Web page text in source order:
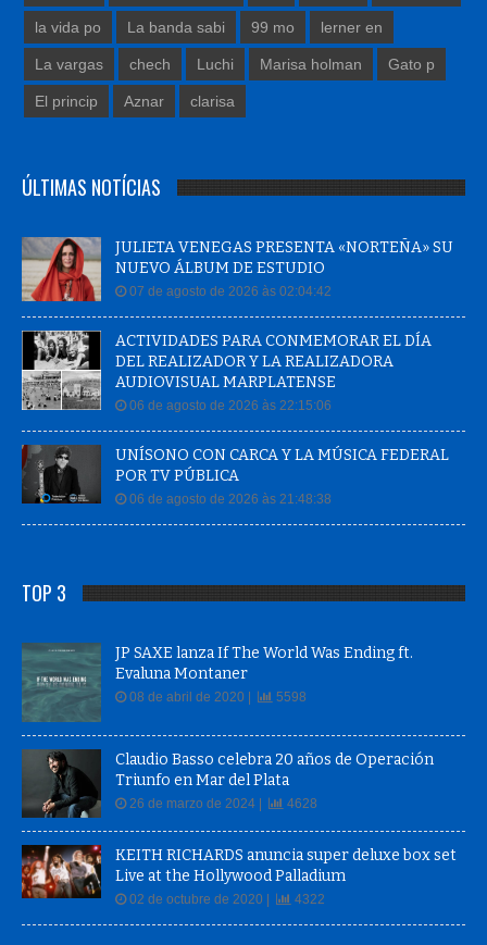
la vida po La banda sabi 99 mo lerner en
La vargas chech Luchi Marisa holman Gato p
El princip Aznar clarisa
ÚLTIMAS NOTÍCIAS
JULIETA VENEGAS PRESENTA «NORTEÑA» SU
NUEVO ÁLBUM DE ESTUDIO
07 de agosto de 2026 às 02:04:42
ACTIVIDADES PARA CONMEMORAR EL DÍA
DEL REALIZADOR Y LA REALIZADORA
AUDIOVISUAL MARPLATENSE
06 de agosto de 2026 às 22:15:06
UNÍSONO CON CARCA Y LA MÚSICA FEDERAL
POR TV PÚBLICA
06 de agosto de 2026 às 21:48:38
TOP 3
JP SAXE lanza If The World Was Ending ft.
Evaluna Montaner
08 de abril de 2020 | 5598
Claudio Basso celebra 20 años de Operación
Triunfo en Mar del Plata
26 de marzo de 2024 | 4628
KEITH RICHARDS anuncia super deluxe box set
Live at the Hollywood Palladium
02 de octubre de 2020 | 4322